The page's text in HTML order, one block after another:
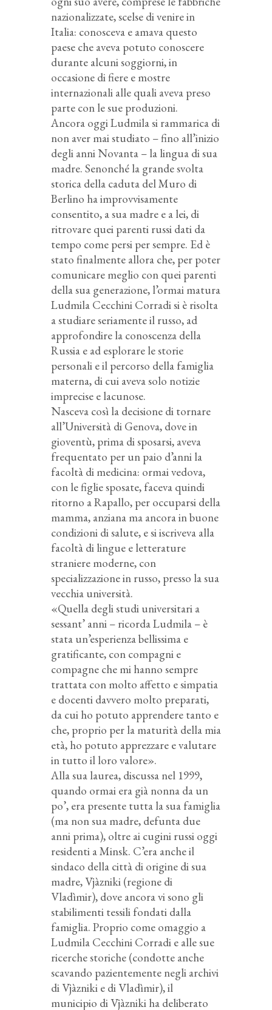
nazionalizzate, scelse di venire in
Italia: conosceva e amava questo
paese che aveva potuto conoscere
durante alcuni soggiorni, in
occasione di fiere e mostre
internazionali alle quali aveva preso
parte con le sue produzioni.
Ancora oggi Ludmila si rammarica di
non aver mai studiato – fino all’inizio
degli anni Novanta – la lingua di sua
madre. Senonché la grande svolta
storica della caduta del Muro di
Berlino ha improvvisamente
consentito, a sua madre e a lei, di
ritrovare quei parenti russi dati da
tempo come persi per sempre. Ed è
stato finalmente allora che, per poter
comunicare meglio con quei parenti
della sua generazione, l’ormai matura
Ludmila Cecchini Corradi si è risolta
a studiare seriamente il russo, ad
approfondire la conoscenza della
Russia e ad esplorare le storie
personali e il percorso della famiglia
materna, di cui aveva solo notizie
imprecise e lacunose.
Nasceva così la decisione di tornare
all’Università di Genova, dove in
gioventù, prima di sposarsi, aveva
frequentato per un paio d’anni la
facoltà di medicina: ormai vedova,
con le figlie sposate, faceva quindi
ritorno a Rapallo, per occuparsi della
mamma, anziana ma ancora in buone
condizioni di salute, e si iscriveva alla
facoltà di lingue e letterature
straniere moderne, con
specializzazione in russo, presso la sua
vecchia università.
«Quella degli studi universitari a
sessant’ anni – ricorda Ludmila – è
stata un’esperienza bellissima e
gratificante, con compagni e
compagne che mi hanno sempre
trattata con molto affetto e simpatia
e docenti davvero molto preparati,
da cui ho potuto apprendere tanto e
che, proprio per la maturità della mia
età, ho potuto apprezzare e valutare
in tutto il loro valore».
Alla sua laurea, discussa nel 1999,
quando ormai era già nonna da un
po’, era presente tutta la sua famiglia
(ma non sua madre, defunta due
anni prima), oltre ai cugini russi oggi
residenti a Minsk. C’era anche il
sindaco della città di origine di sua
madre, Vjàzniki (regione di
Vladìmir), dove ancora vi sono gli
stabilimenti tessili fondati dalla
famiglia. Proprio come omaggio a
Ludmila Cecchini Corradi e alle sue
ricerche storiche (condotte anche
scavando pazientemente negli archivi
di Vjàzniki e di Vladìmir), il
municipio di Vjàzniki ha deliberato